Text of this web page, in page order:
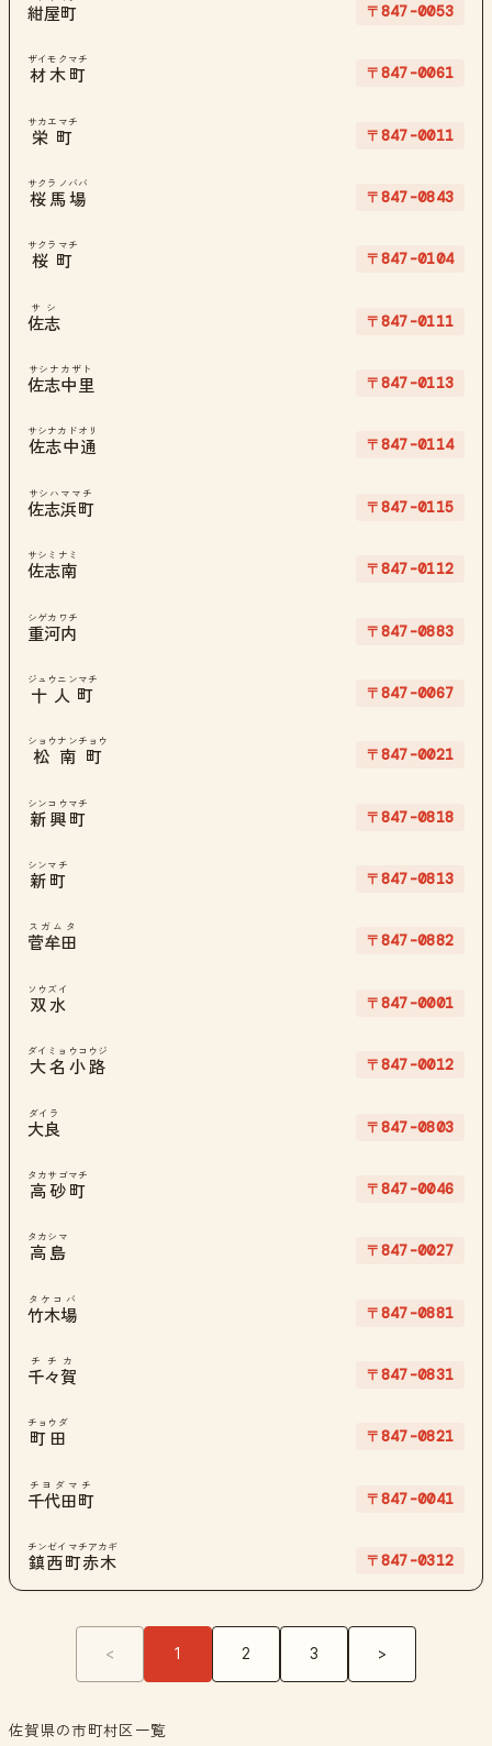
紺屋町 〒847-0053
材木町
ザイモクマチ
〒847-0061
栄町
サカエマチ
〒847-0011
桜馬場
サクラノババ
〒847-0843
桜町
サクラマチ
〒847-0104
佐志
サシ
〒847-0111
佐志中里
サシナカザト
〒847-0113
佐志中通
サシナカドオリ
〒847-0114
佐志浜町
サシハママチ
〒847-0115
佐志南
サシミナミ
〒847-0112
重河内
シゲカワチ
〒847-0883
十人町
ジュウニンマチ
〒847-0067
松南町
ショウナンチョウ
〒847-0021
新興町
シンコウマチ
〒847-0818
新町
シンマチ
〒847-0813
菅牟田
スガムタ
〒847-0882
双水
ソウズイ
〒847-0001
大名小路
ダイミョウコウジ
〒847-0012
大良
ダイラ
〒847-0803
高砂町
タカサゴマチ
〒847-0046
高島
タカシマ
〒847-0027
竹木場
タケコバ
〒847-0881
千々賀
チチカ
〒847-0831
町田
チョウダ
〒847-0821
千代田町
チヨダマチ
〒847-0041
鎮西町赤木
チンゼイマチアカギ
〒847-0312
< 1 2 3 >
佐賀県の市町村区一覧